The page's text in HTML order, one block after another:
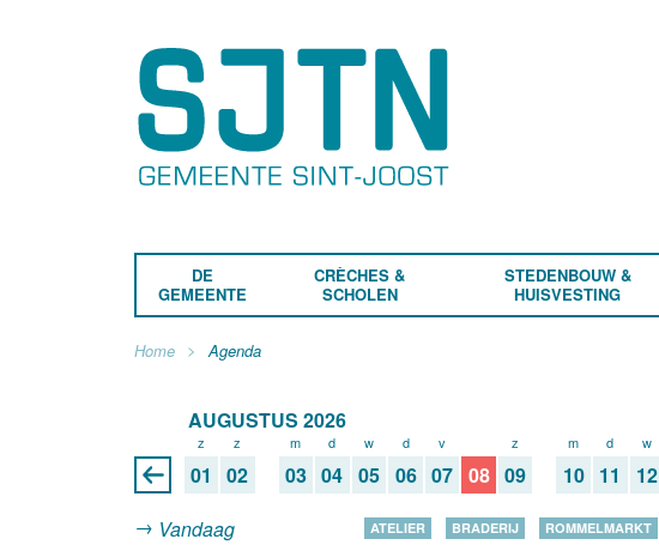
DE
GEMEENTE
CRÈCHES &
SCHOLEN
STEDENBOUW &
HUISVESTING
Home Agenda
AUGUSTUS 2026
z
01
z
02
m
03
d
04
w
05
d
06
v
07 08
z
09
m
10
d
11
w
12
Vandaag
ATELIER BRADERIJ ROMMELMARKT